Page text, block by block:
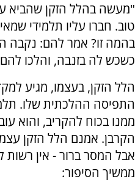
"מעשה בהלל הזקן שהביא
טוב. חברו עליו תלמידי
בהמה זו? אמר להם: נקבה
כשכש לה בזנבה, והלכו
הלל הזקן, בעצמו, מגיע
התפיסה ההלכתית שלו.
ממנו בכוח להקריב, והוא
הקרבן. אמנם הלל הזקן
אבל המסר ברור - אין
ממשיך הסיפור: